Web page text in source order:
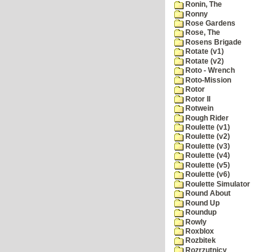
Ronin, The
Ronny
Rose Gardens
Rose, The
Rosens Brigade
Rotate (v1)
Rotate (v2)
Roto - Wrench
Roto-Mission
Rotor
Rotor II
Rotwein
Rough Rider
Roulette (v1)
Roulette (v2)
Roulette (v3)
Roulette (v4)
Roulette (v5)
Roulette (v6)
Roulette Simulator
Round About
Round Up
Roundup
Rowly
Roxblox
Rozbitek
Rozrzutnicy